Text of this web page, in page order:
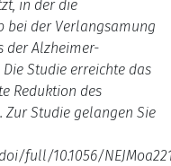
in der die
bei der Verlangsamung
der Alzheimer-
Die Studie erreichte das
Reduktion des
Zur Studie gelangen Sie
full/10.1056/